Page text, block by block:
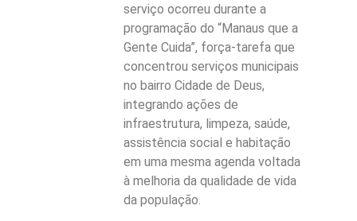
serviço ocorreu durante a
programação do “Manaus que a
Gente Cuida”, força-tarefa que
concentrou serviços municipais
no bairro Cidade de Deus,
integrando ações de
infraestrutura, limpeza, saúde,
assistência social e habitação
em uma mesma agenda voltada
à melhoria da qualidade de vida
da população.